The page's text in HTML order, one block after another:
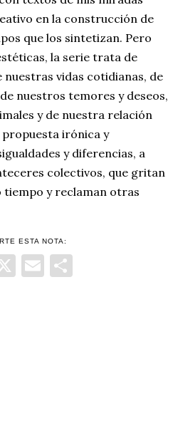
en la construcción de
que los sintetizan. Pero
la serie trata de
vidas cotidianas, de
nuestros temores y deseos,
y de nuestra relación
propuesta irónica y
y diferencias, a
colectivos, que gritan
tiempo y reclaman otras
ESTA NOTA:
X Email